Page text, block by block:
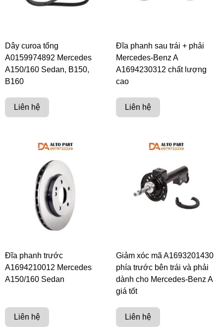
Dây curoa tổng
A0159974892 Mercedes
A150/160 Sedan, B150,
B160
Liên hệ
Đĩa phanh sau trái + phải
Mercedes-Benz A
A1694230312 chất lượng
cao
Liên hệ
Đĩa phanh trước
A1694210012 Mercedes
A150/160 Sedan
Liên hệ
Giảm xóc mã A1693201430
phía trước bên trái và phải
dành cho Mercedes-Benz A
giá tốt
Liên hệ